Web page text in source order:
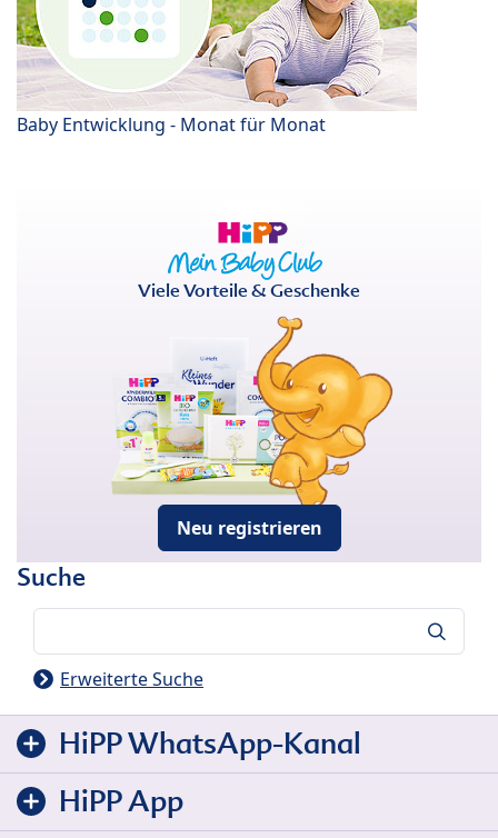
Baby Entwicklung - Monat für Monat
Viele Vorteile & Geschenke
Neu registrieren
Suche
Erweiterte Suche
HiPP WhatsApp-Kanal
HiPP App